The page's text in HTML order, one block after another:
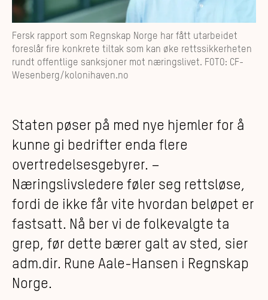
Fersk rapport som Regnskap Norge har fått utarbeidet
foreslår fire konkrete tiltak som kan øke rettssikkerheten
rundt offentlige sanksjoner mot næringslivet. FOTO: CF-
Wesenberg/kolonihaven.no
Staten pøser på med nye hjemler for å
kunne gi bedrifter enda flere
overtredelsesgebyrer. –
Næringslivsledere føler seg rettsløse,
fordi de ikke får vite hvordan beløpet er
fastsatt. Nå ber vi de folkevalgte ta
grep, før dette bærer galt av sted, sier
adm.dir. Rune Aale-Hansen i Regnskap
Norge.